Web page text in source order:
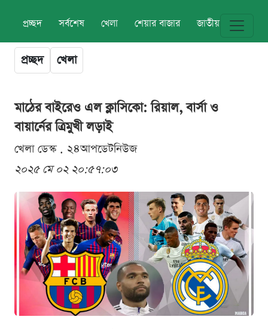
প্রচ্ছদ সর্বশেষ খেলা শেয়ার বাজার জাতীয় বিশ্ব
প্রচ্ছদ খেলা
মাঠের বাইরেও এল ক্লাসিকো: রিয়াল, বার্সা ও
বায়ার্নের ত্রিমুখী লড়াই
খেলা ডেস্ক . ২৪আপডেটনিউজ
২০২৫ মে ০২ ২০:৫৭:০৩